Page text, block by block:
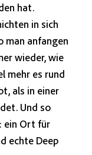
hat.
in sich
man anfangen
wieder, wie
mehr es rund
als in einer
Und so
ein Ort für
echte Deep